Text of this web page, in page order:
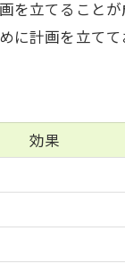
脱毛の進め方と
ディース脱毛
それぞれの脱
毛効果の実感
ツルツル肌を
方法比較表
を立てること
に計画を立てて
効果